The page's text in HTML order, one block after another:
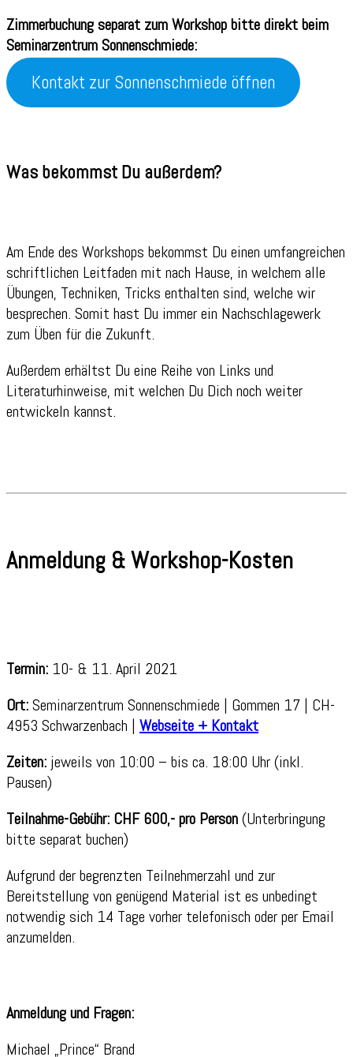
Zimmerbuchung separat zum Workshop bitte direkt beim
Seminarzentrum Sonnenschmiede:
Kontakt zur Sonnenschmiede öffnen
Was bekommst Du außerdem?
Am Ende des Workshops bekommst Du einen umfangreichen
schriftlichen Leitfaden mit nach Hause, in welchem alle
Übungen, Techniken, Tricks enthalten sind, welche wir
besprechen. Somit hast Du immer ein Nachschlagewerk
zum Üben für die Zukunft.
Außerdem erhältst Du eine Reihe von Links und
Literaturhinweise, mit welchen Du Dich noch weiter
entwickeln kannst.
Anmeldung & Workshop-Kosten
Termin: 10- & 11. April 2021
Ort:Seminarzentrum Sonnenschmiede | Gommen 17 | CH-
4953 Schwarzenbach | Webseite + Kontakt
Zeiten: jeweils von 10:00 – bis ca. 18:00 Uhr (inkl.
Pausen)
Teilnahme-Gebühr: CHF 600,- pro Person(Unterbringung
bitte separat buchen)
Aufgrund der begrenzten Teilnehmerzahl und zur
Bereitstellung von genügend Material ist es unbedingt
notwendig sich 14 Tage vorher telefonisch oder per Email
anzumelden.
Anmeldung und Fragen:
Michael „Prince“ Brand